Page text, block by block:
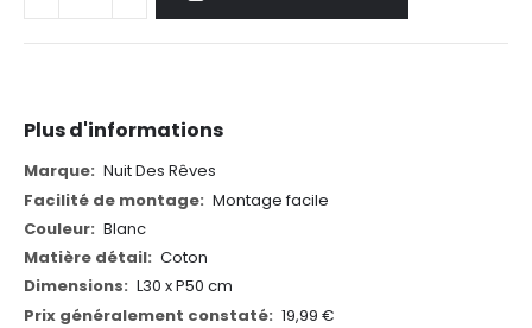
Plus d'informations
Plus
d'informations
Nuit Des Rêves
Montage facile
Blanc
Coton
L30 x P50 cm
19,99 €